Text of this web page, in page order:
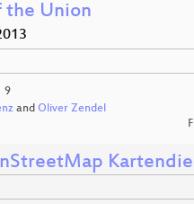
the Union
9
and Oliver Zendel